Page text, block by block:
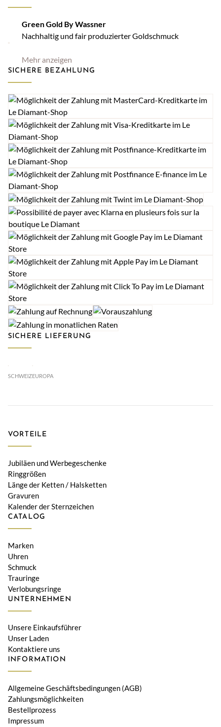
Green Gold By Wassner
Nachhaltig und fair produzierter Goldschmuck
Mehr anzeigen
SICHERE BEZAHLUNG
SICHERE LIEFERUNG
SCHWEIZEUROPA
VORTEILE
Jubiläen und Werbegeschenke
Ringgrößen
Länge der Ketten / Halsketten
Gravuren
Kalender der Sternzeichen
CATALOG
Marken
Uhren
Schmuck
Trauringe
Verlobungsringe
UNTERNEHMEN
Unsere Einkaufsführer
Unser Laden
Kontaktiere uns
INFORMATION
Allgemeine Geschäftsbedingungen (AGB)
Zahlungsmöglichkeiten
Bestellprozess
Impressum